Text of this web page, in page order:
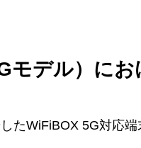
モデル）に
たWiFiBOX 5G対応